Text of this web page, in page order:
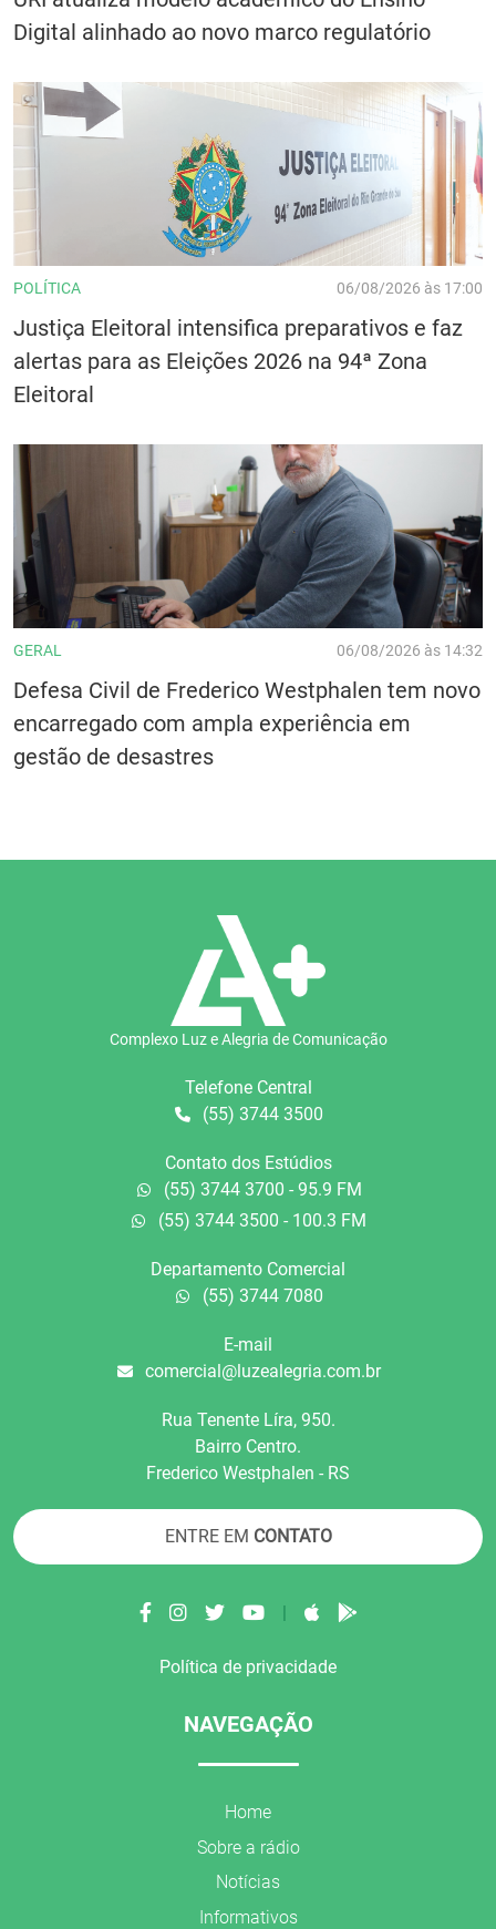
Digital alinhado ao novo marco regulatório
POLÍTICA 06/08/2026 às 17:00
Justiça Eleitoral intensifica preparativos e faz
alertas para as Eleições 2026 na 94ª Zona
Eleitoral
GERAL 06/08/2026 às 14:32
Defesa Civil de Frederico Westphalen tem novo
encarregado com ampla experiência em
gestão de desastres
Complexo Luz e Alegria de Comunicação
Telefone Central
(55) 3744 3500
Contato dos Estúdios
(55) 3744 3700 - 95.9 FM
(55) 3744 3500 - 100.3 FM
Departamento Comercial
(55) 3744 7080
E-mail
comercial@luzealegria.com.br
Rua Tenente Líra, 950.
Bairro Centro.
Frederico Westphalen - RS
ENTRE EM CONTATO
|
Política de privacidade
NAVEGAÇÃO
Home
Sobre a rádio
Notícias
Informativos